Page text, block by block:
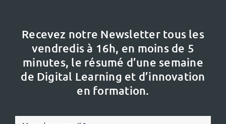
Recevez notre Newsletter tous les
vendredis à 16h, en moins de 5
minutes, le résumé d’une semaine
de Digital Learning et d’innovation
en formation.